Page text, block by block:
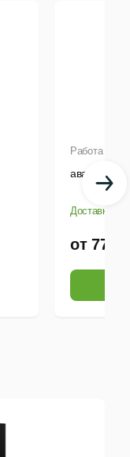
видео
Работа с
Доставка от
от